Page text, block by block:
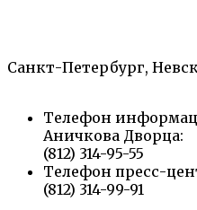
Санкт-Петербург,
Телефон
Аничкова Дворца:
(812) 314-95-55
Телефон пресс-
(812) 314-99-91